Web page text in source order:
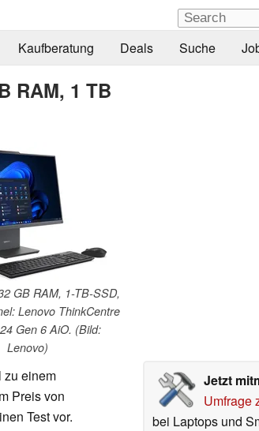
Kaufberatung Deals Suche
RAM, 1 TB
GB RAM, 1-TB-SSD,
Lenovo ThinkCentre
Gen 6 AiO. (Bild:
Lenovo)
Jetzt
Umfrage
bei Laptops und
zu einem
Preis von
Test vor.